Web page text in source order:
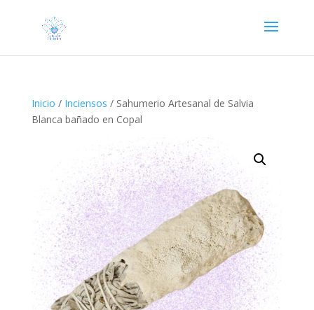
Inicio / Inciensos / Sahumerio Artesanal de Salvia
Blanca bañado en Copal